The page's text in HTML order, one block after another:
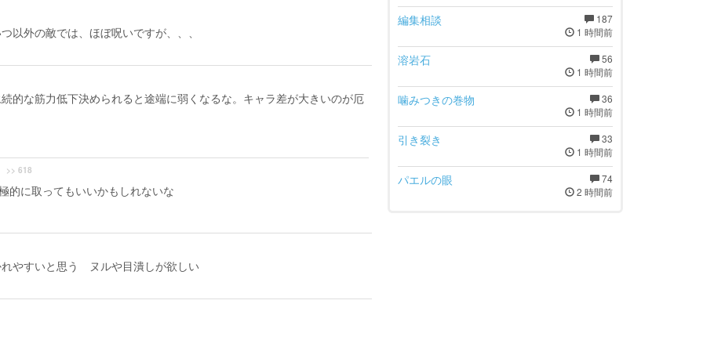
以外の敵では、ほぼ呪いですが、、、
的な筋力低下決められると途端に弱くなるな。キャラ差が大きいのが厄
>> 618
的に取ってもいいかもしれないな
やすいと思う ヌルや目潰しが欲しい
187
1 時間前
編集相談
56
1 時間前
溶岩石
36
1 時間前
噛みつきの巻物
33
1 時間前
引き裂き
74
2 時間前
パエルの眼